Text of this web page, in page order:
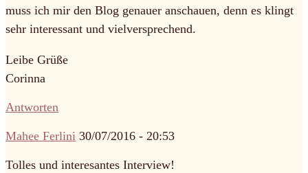
muss ich mir den Blog genauer anschauen, denn es klingt
sehr interessant und vielversprechend.
Leibe Grüße
Corinna
Antworten
Mahee Ferlini 30/07/2016 - 20:53
Tolles und interesantes Interview!